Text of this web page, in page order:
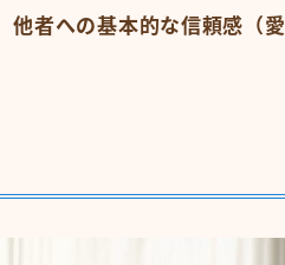
他者への基本的な信頼感（愛